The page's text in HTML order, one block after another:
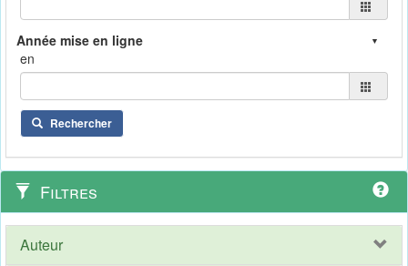
en
Rechercher
Filtres
Auteur